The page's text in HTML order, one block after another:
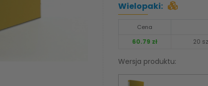
Wielopaki:
Cena
60.79 zł 20
Wersja produktu: